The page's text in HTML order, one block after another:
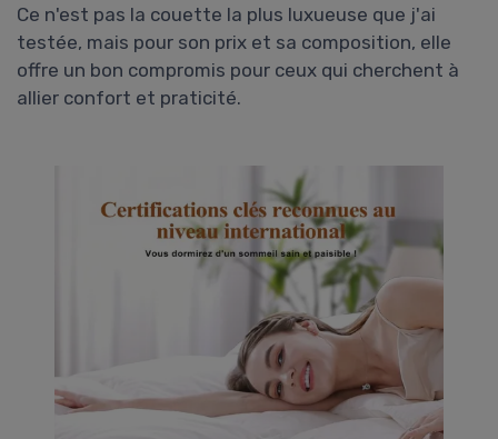
Ce n'est pas la couette la plus luxueuse que j'ai
testée, mais pour son prix et sa composition, elle
offre un bon compromis pour ceux qui cherchent à
allier confort et praticité.